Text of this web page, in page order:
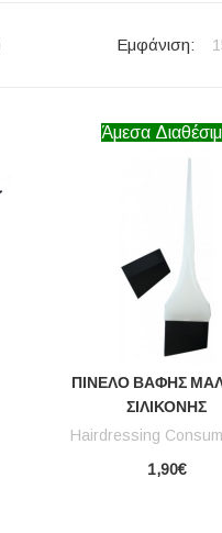
Εμφάνιση:
Άμεσα
ΠΙΝΈΛΟ ΒΑΦΉΣ
ΣΙΛΙΚΌΝΗΣ
Hairdressing
1,90€